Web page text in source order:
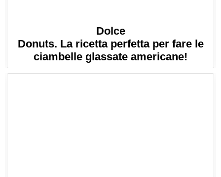
Dolce
Donuts. La ricetta perfetta per fare le
ciambelle glassate americane!